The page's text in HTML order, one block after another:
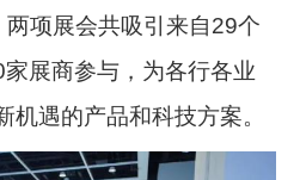
项展会共吸引来自29个
展商参与，为各行各业
机遇的产品和科技方案。